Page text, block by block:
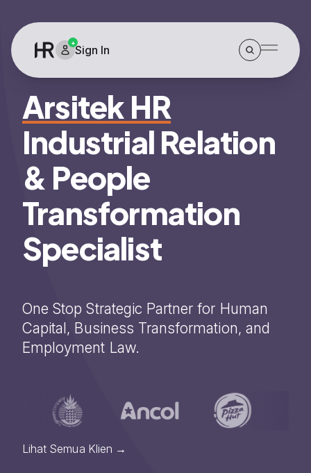
+
Sign In
Search
Arsitek HR
Industrial Relation
& People
Transformation
Specialist
One Stop Strategic Partner for Human
Capital, Business Transformation, and
Employment Law.
Lihat Semua Klien